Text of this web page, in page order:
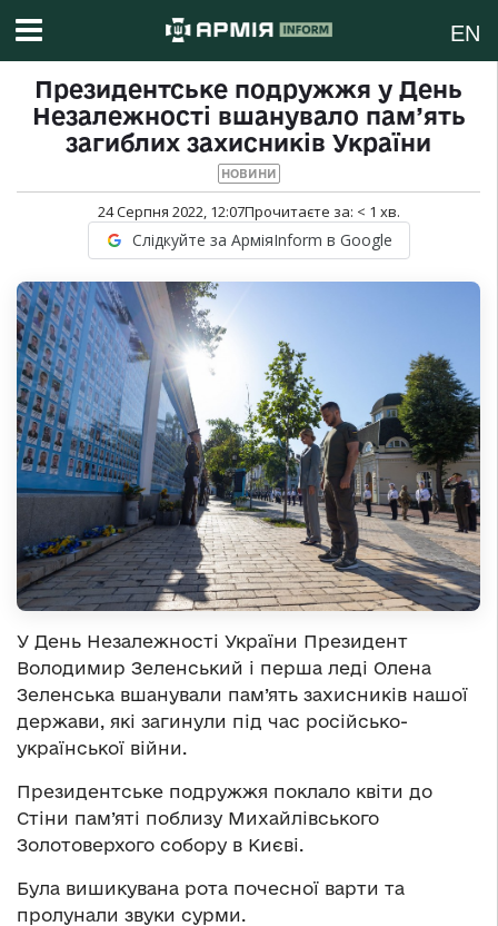
EN
Президентське подружжя у День
Незалежності вшанувало пам’ять
загиблих захисників України
НОВИНИ
24 Серпня 2022, 12:07Прочитаєте за: < 1 хв.
Слідкуйте за АрміяInform в Google
У День Незалежності України Президент
Володимир Зеленський і перша леді Олена
Зеленська вшанували пам’ять захисників нашої
держави, які загинули під час російсько-
української війни.
Президентське подружжя поклало квіти до
Стіни пам’яті поблизу Михайлівського
Золотоверхого собору в Києві.
Була вишикувана рота почесної варти та
пролунали звуки сурми.